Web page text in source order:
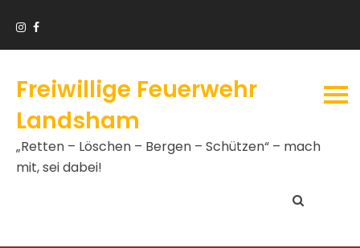
Freiwillige Feuerwehr
Landsham
„Retten – Löschen – Bergen – Schützen“ – mach
mit, sei dabei!